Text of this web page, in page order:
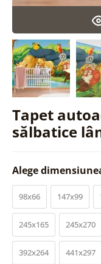
Tapet
sălbatice
Alege
98x66 147x99
245x165 245x270
392x264 441x297